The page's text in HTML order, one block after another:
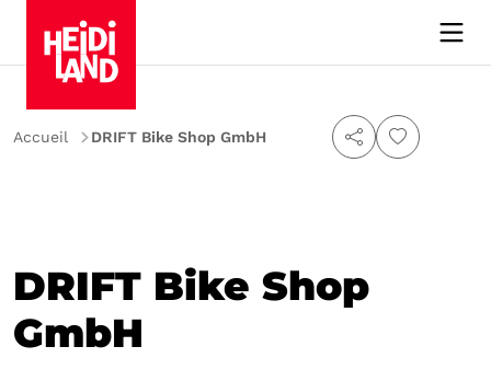
Accueil DRIFT Bike Shop GmbH
DRIFT Bike Shop
GmbH